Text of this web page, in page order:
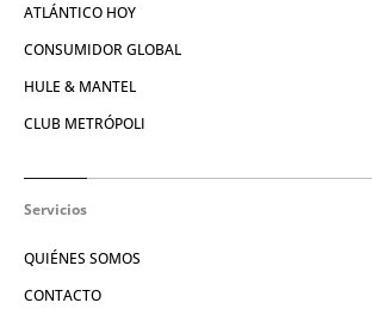
ATLÁNTICO HOY
CONSUMIDOR GLOBAL
HULE & MANTEL
CLUB METRÓPOLI
Servicios
QUIÉNES SOMOS
CONTACTO